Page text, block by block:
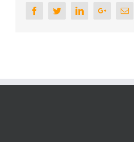
FacebookTwitterLinkedinGoogle+